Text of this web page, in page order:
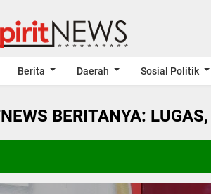
Berita Daerah Sosial Politik
BERITANYA: